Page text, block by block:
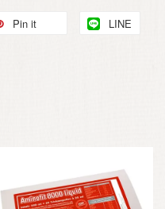
Pin it LINE